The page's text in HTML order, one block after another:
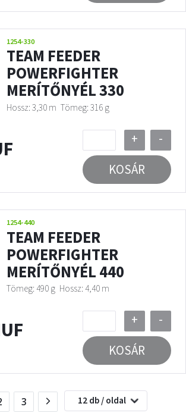
1254-330
TEAM FEEDER
POWERFIGHTER
MERÍTŐNYÉL 330
Hossz: 3,30 m Tömeg: 316 g
+
-
KOSÁR
1254-440
TEAM FEEDER
POWERFIGHTER
MERÍTŐNYÉL 440
Tömeg: 490 g Hossz: 4,40 m
+
-
KOSÁR
3 12 db / oldal